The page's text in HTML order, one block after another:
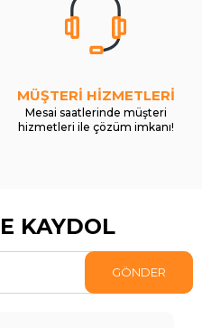
MÜŞTERİ HİZMETLERİ
Mesai saatlerinde müşteri
hizmetleri ile çözüm imkanı!
KAYDOL
GÖNDER